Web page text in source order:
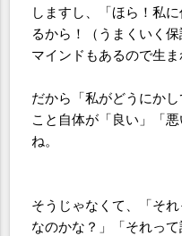
しますし、「ほら！私
るから！（うまくいく
マインドもあるので生ま
だから「私がどうにか
こと自体が「良い」「
ね。
そうじゃなくて、「そ
なのかな？」「それっ